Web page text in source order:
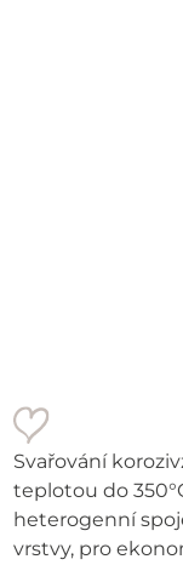
Svařování
teplotou do
heterogenní
vrstvy, pro